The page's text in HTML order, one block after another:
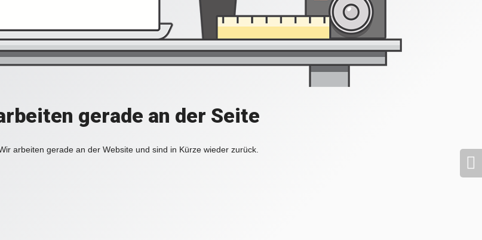
gerade an der Seite
arbeiten gerade an der Website und sind in Kürze wieder zurück.